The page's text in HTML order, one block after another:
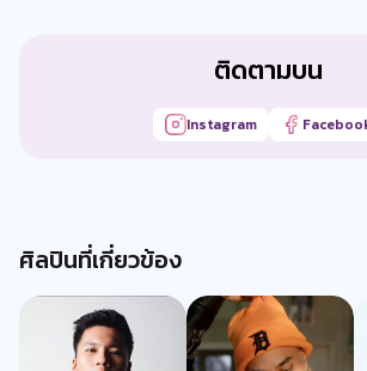
ติดตามบน
Instagram
ศิลปินที่เกี่ยวข้อง